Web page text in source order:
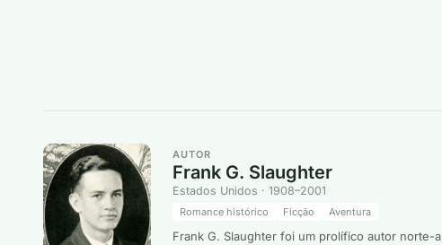
AUTOR
Frank G. Slaughter
Estados Unidos · 1908–2001
Romance histórico Ficção Aventura
Frank G. Slaughter foi um prolífico autor